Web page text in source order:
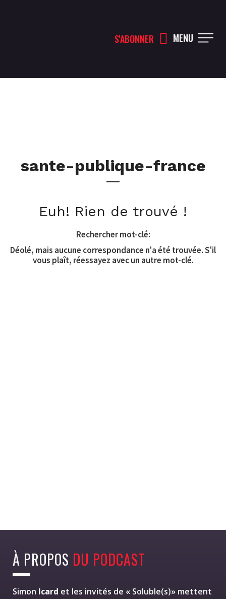
S'ABONNER MENU
sante-publique-france
Euh! Rien de trouvé !
Rechercher mot-clé:
Déolé, mais aucune correspondance n'a été trouvée. S'il
vous plaît, réessayez avec un autre mot-clé.
À PROPOS DU PODCAST
Simon Icard et les invités de « Soluble(s)» mettent